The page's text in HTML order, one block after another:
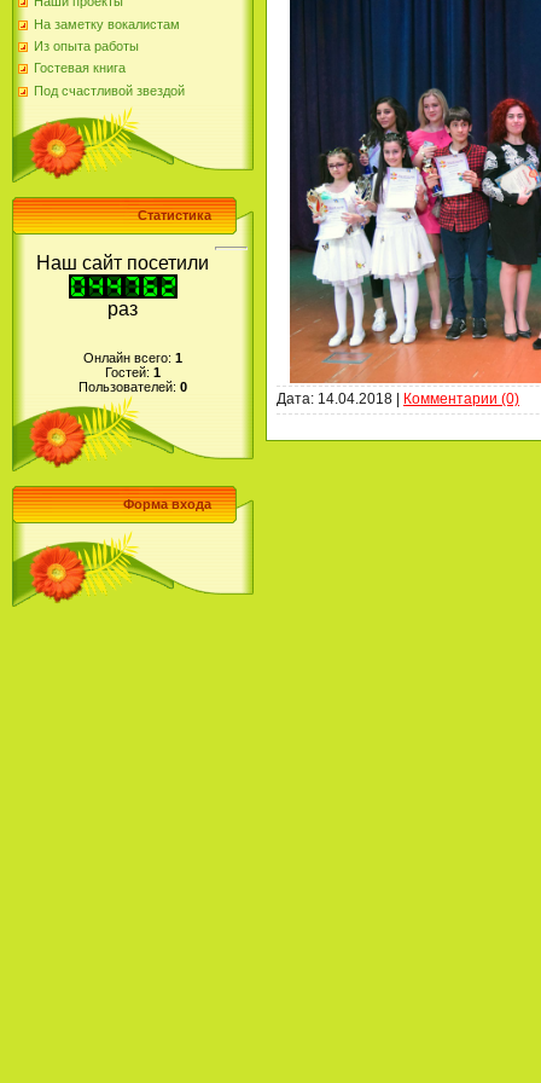
На заметку вокалистам
Из опыта работы
Гостевая книга
Под счастливой звездой
Статистика
Наш сайт посетили
раз
Онлайн всего: 1
Гостей: 1
Пользователей: 0
Форма входа
Дата: 14.04.2018 Комментарии (0)